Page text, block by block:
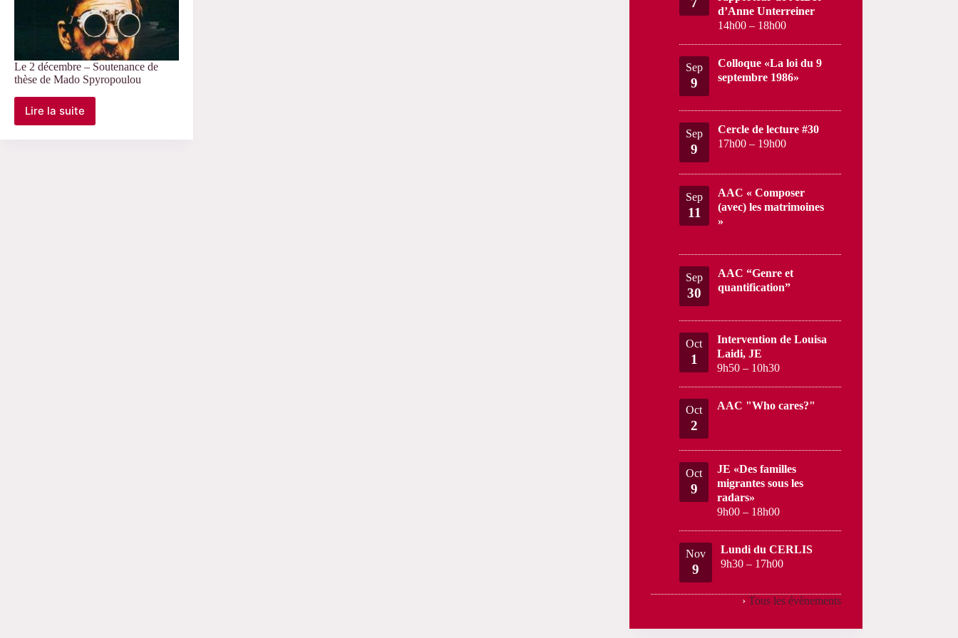
Le 2 décembre – Soutenance de
thèse de Mado Spyropoulou
Lire la suite
Le
d’Anne Unterreiner
14h00 – 18h00
Sep
9
Colloque «La loi du 9
septembre 1986»
Sep
9
Cercle de lecture #30
17h00 – 19h00
Sep
11
AAC « Composer
(avec) les matrimoines
»
Sep
30
AAC “Genre et
quantification”
Oct
1
Intervention de Louisa
Laidi, JE
9h50 – 10h30
Oct
2
AAC "Who cares?"
Oct
9
JE «Des familles
migrantes sous les
radars»
9h00 – 18h00
Nov
9
Lundi du CERLIS
9h30 – 17h00
› Tous les évènements